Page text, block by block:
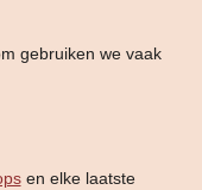
gebruiken we vaak
en elke laatste